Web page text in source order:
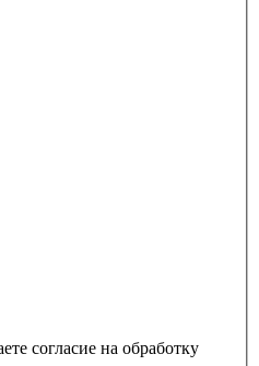
согласие на обработку